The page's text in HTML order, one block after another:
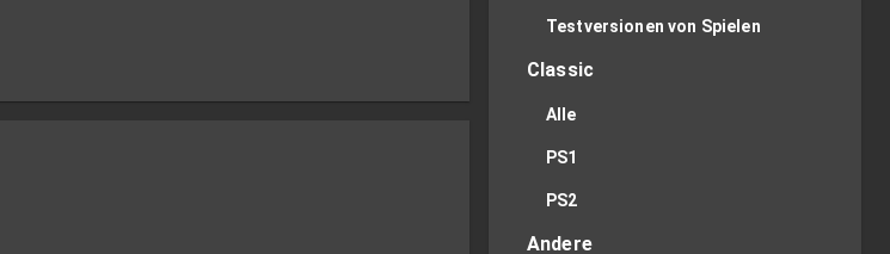
Testversionen von Spielen
Classic
Alle
PS1
PS2
Andere